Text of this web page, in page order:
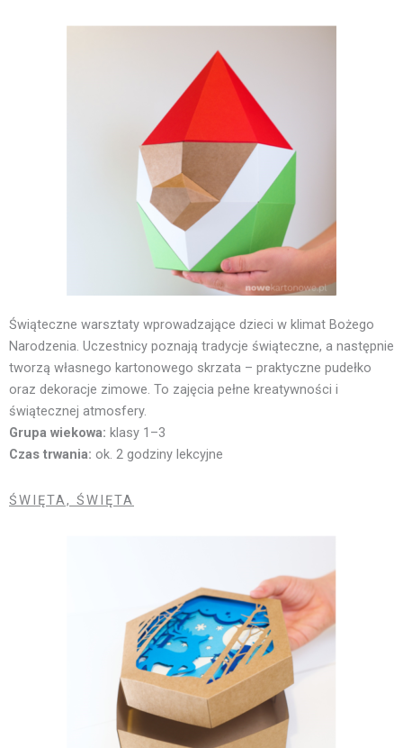
Świąteczne warsztaty wprowadzające dzieci w klimat Bożego
Narodzenia. Uczestnicy poznają tradycje świąteczne, a następnie
tworzą własnego kartonowego skrzata – praktyczne pudełko
oraz dekoracje zimowe. To zajęcia pełne kreatywności i
świątecznej atmosfery.
Grupa wiekowa: klasy 1–3
Czas trwania: ok. 2 godziny lekcyjne
ŚWIĘTA, ŚWIĘTA